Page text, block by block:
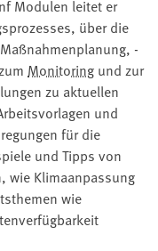
Modulen leitet er
über die
-
Monitoring und zur
zu aktuellen
und
für die
und Tipps von
wie Klimaanpassung
wie